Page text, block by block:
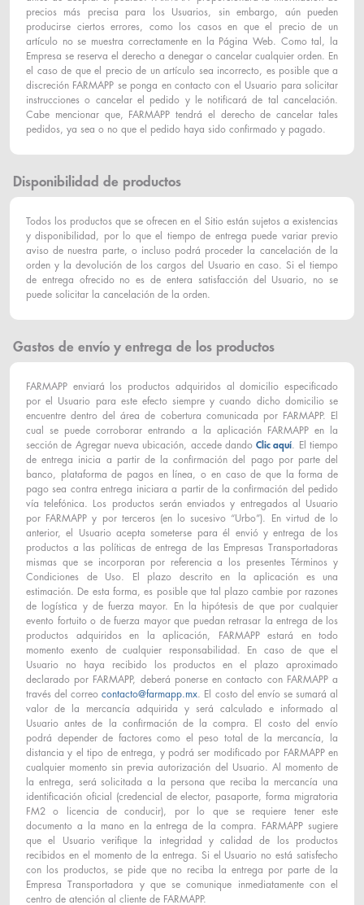
precios más precisa para los Usuarios, sin embargo, aún pueden
producirse ciertos errores, como los casos en que el precio de un
artículo no se muestra correctamente en la Página Web. Como tal, la
Empresa se reserva el derecho a denegar o cancelar cualquier orden. En
el caso de que el precio de un artículo sea incorrecto, es posible que a
discreción FARMAPP se ponga en contacto con el Usuario para solicitar
instrucciones o cancelar el pedido y le notificará de tal cancelación.
Cabe mencionar que, FARMAPP tendrá el derecho de cancelar tales
pedidos, ya sea o no que el pedido haya sido confirmado y pagado.
Disponibilidad de productos
Todos los productos que se ofrecen en el Sitio están sujetos a existencias
y disponibilidad, por lo que el tiempo de entrega puede variar previo
aviso de nuestra parte, o incluso podrá proceder la cancelación de la
orden y la devolución de los cargos del Usuario en caso. Si el tiempo
de entrega ofrecido no es de entera satisfacción del Usuario, no se
puede solicitar la cancelación de la orden.
Gastos de envío y entrega de los productos
FARMAPP enviará los productos adquiridos al domicilio especificado
por el Usuario para este efecto siempre y cuando dicho domicilio se
encuentre dentro del área de cobertura comunicada por FARMAPP. El
cual se puede corroborar entrando a la aplicación FARMAPP en la
sección de Agregar nueva ubicación, accede dandoClic aquí . El tiempo
de entrega inicia a partir de la confirmación del pago por parte del
banco, plataforma de pagos en línea, o en caso de que la forma de
pago sea contra entrega iniciara a partir de la confirmación del pedido
vía telefónica. Los productos serán enviados y entregados al Usuario
por FARMAPP y por terceros (en lo sucesivo “Urbo”). En virtud de lo
anterior, el Usuario acepta someterse para él envió y entrega de los
productos a las políticas de entrega de las Empresas Transportadoras
mismas que se incorporan por referencia a los presentes Términos y
Condiciones de Uso. El plazo descrito en la aplicación es una
estimación. De esta forma, es posible que tal plazo cambie por razones
de logística y de fuerza mayor. En la hipótesis de que por cualquier
evento fortuito o de fuerza mayor que puedan retrasar la entrega de los
productos adquiridos en la aplicación, FARMAPP estará en todo
momento exento de cualquier responsabilidad. En caso de que el
Usuario no haya recibido los productos en el plazo aproximado
declarado por FARMAPP, deberá ponerse en contacto con FARMAPP a
través del correocontacto@farmapp.mx . El costo del envío se sumará al
valor de la mercancía adquirida y será calculado e informado al
Usuario antes de la confirmación de la compra. El costo del envío
podrá depender de factores como el peso total de la mercancía, la
distancia y el tipo de entrega, y podrá ser modificado por FARMAPP en
cualquier momento sin previa autorización del Usuario. Al momento de
la entrega, será solicitada a la persona que reciba la mercancía una
identificación oficial (credencial de elector, pasaporte, forma migratoria
FM2 o licencia de conducir), por lo que se requiere tener este
documento a la mano en la entrega de la compra. FARMAPP sugiere
que el Usuario verifique la integridad y calidad de los productos
recibidos en el momento de la entrega. Si el Usuario no está satisfecho
con los productos, se pide que no reciba la entrega por parte de la
Empresa Transportadora y que se comunique inmediatamente con el
centro de atención al cliente de FARMAPP.